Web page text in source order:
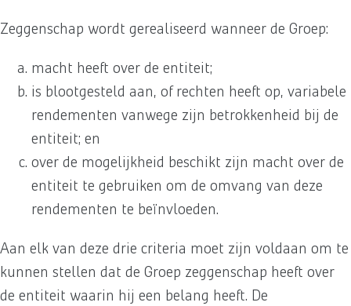
Zeggenschap wordt gerealiseerd wanneer de Groep:
macht heeft over de entiteit;
is blootgesteld aan, of rechten heeft op, variabele
rendementen vanwege zijn betrokkenheid bij de
entiteit; en
over de mogelijkheid beschikt zijn macht over de
entiteit te gebruiken om de omvang van deze
rendementen te beïnvloeden.
Aan elk van deze drie criteria moet zijn voldaan om te
kunnen stellen dat de Groep zeggenschap heeft over
de entiteit waarin hij een belang heeft. De